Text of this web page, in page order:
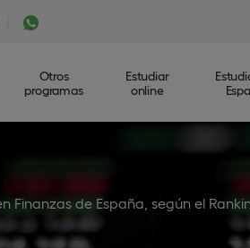
Otros
programas
Estudiar
online
Finanzas de España, según el